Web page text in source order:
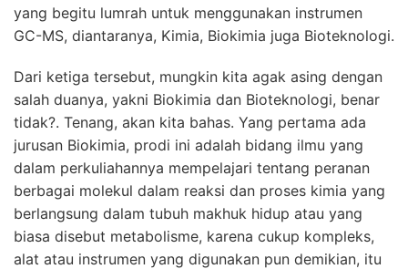
yang begitu lumrah untuk menggunakan instrumen
GC-MS, diantaranya, Kimia, Biokimia juga Bioteknologi.
Dari ketiga tersebut, mungkin kita agak asing dengan
salah duanya, yakni Biokimia dan Bioteknologi, benar
tidak?. Tenang, akan kita bahas. Yang pertama ada
jurusan Biokimia, prodi ini adalah bidang ilmu yang
dalam perkuliahannya mempelajari tentang peranan
berbagai molekul dalam reaksi dan proses kimia yang
berlangsung dalam tubuh makhuk hidup atau yang
biasa disebut metabolisme, karena cukup kompleks,
alat atau instrumen yang digunakan pun demikian, itu